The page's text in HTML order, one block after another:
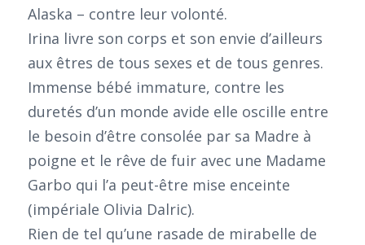
Alaska – contre leur volonté.
Irina livre son corps et son envie d’ailleurs
aux êtres de tous sexes et de tous genres.
Immense bébé immature, contre les
duretés d’un monde avide elle oscille entre
le besoin d’être consolée par sa Madre à
poigne et le rêve de fuir avec une Madame
Garbo qui l’a peut-être mise enceinte
(impériale Olivia Dalric).
Rien de tel qu’une rasade de mirabelle de